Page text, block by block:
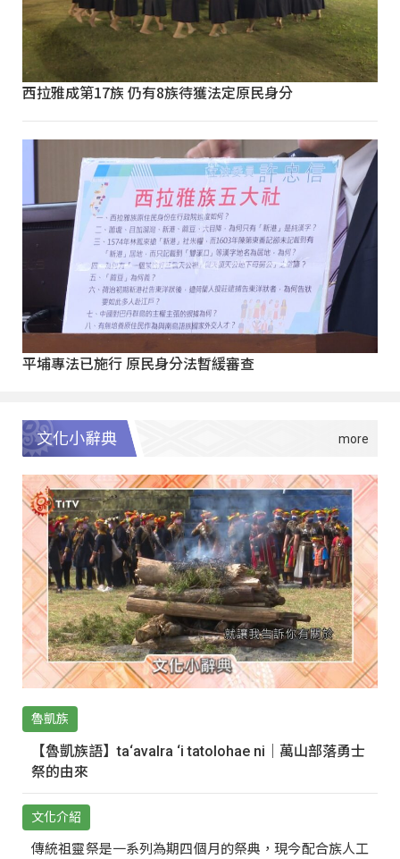
西拉雅成第17族 仍有8族待獲法定原民身分
平埔專法已施行 原民身分法暫緩審查
文化小辭典
魯凱族
【魯凱族語】ta‘avalra ‘i tatolohae ni｜萬山部落勇士
祭的由來
文化介紹
傳統祖靈祭是一系列為期四個月的祭典，現今配合族人工